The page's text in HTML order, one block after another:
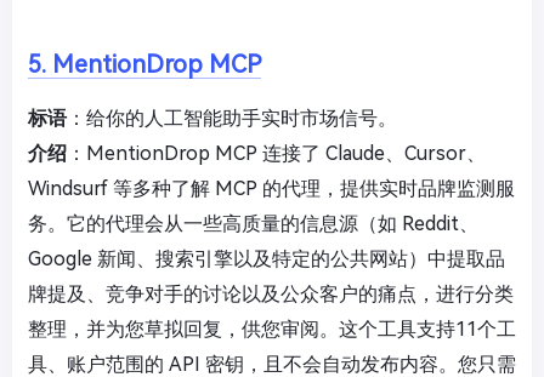
5. MentionDrop MCP
标语：给你的人工智能助手实时市场信号。
介绍 ：MentionDrop MCP 连接了 Claude、Cursor、
Windsurf 等多种了解 MCP 的代理，提供实时品牌监测服
务。它的代理会从一些高质量的信息源（如 Reddit、
Google 新闻、搜索引擎以及特定的公共网站）中提取品
牌提及、竞争对手的讨论以及公众客户的痛点，进行分类
整理，并为您草拟回复，供您审阅。这个工具支持11个工
具、账户范围的 API 密钥，且不会自动发布内容。您只需